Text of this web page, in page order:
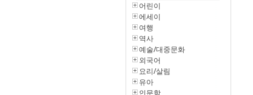
어린이
에세이
여행
역사
예술/대중문화
외국어
요리/살림
유아
인문학